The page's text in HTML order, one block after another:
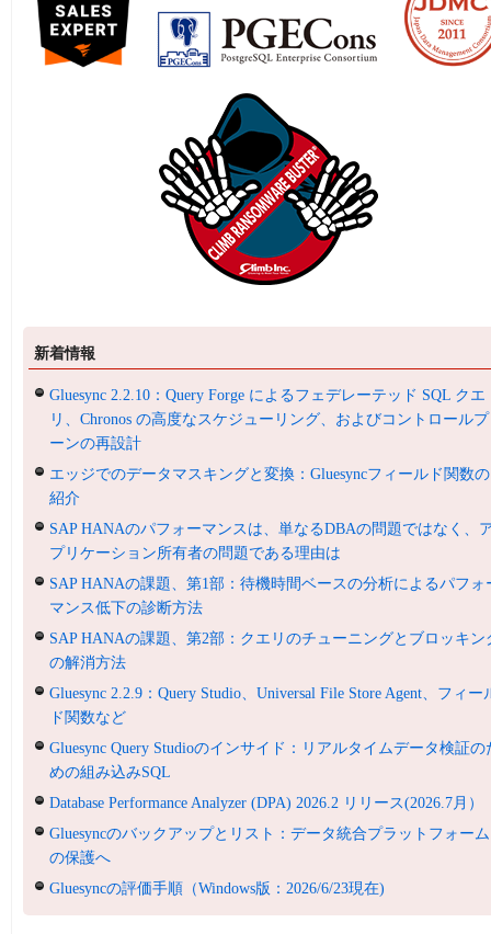
新着情報
Gluesync 2.2.10：Query Forge によるフェデレーテッド SQL クエ
リ、Chronos の高度なスケジューリング、およびコントロール
ーンの再設計
エッジでのデータマスキングと変換：Gluesyncフィールド関数の
紹介
SAP HANAのパフォーマンスは、単なるDBAの問題ではなく、
プリケーション所有者の問題である理由は
SAP HANAの課題、第1部：待機時間ベースの分析によるパフォ
マンス低下の診断方法
SAP HANAの課題、第2部：クエリのチューニングとブロッキン
の解消方法
Gluesync 2.2.9：Query Studio、Universal File Store Agent、フィー
ド関数など
Gluesync Query Studioのインサイド：リアルタイムデータ検証の
めの組み込みSQL
Database Performance Analyzer (DPA) 2026.2 リリース(2026.7月）
Gluesyncのバックアップとリスト：データ統合プラットフォーム
の保護へ
Gluesyncの評価手順（Windows版：2026/6/23現在)